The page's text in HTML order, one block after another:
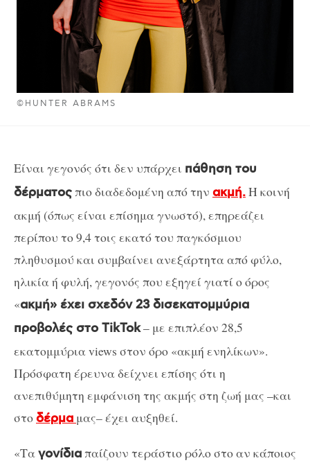
©HUNTER ABRAMS
Είναι γεγονός ότι δεν υπάρχει πάθηση του
δέρματοςπιο διαδεδομένη από την ακμή.Η κοινή
ακμή (όπως είναι επίσημα γνωστό), επηρεάζει
περίπου το 9,4 τοις εκατό του παγκόσμιου
πληθυσμού και συμβαίνει ανεξάρτητα από φύλο,
ηλικία ή φυλή, γεγονός που εξηγεί γιατί ο όρος
«ακμή» έχει σχεδόν 23 δισεκατομμύρια
προβολές στο TikTok– με επιπλέον 28,5
εκατομμύρια views στον όρο «ακμή ενηλίκων».
Πρόσφατη έρευνα δείχνει επίσης ότι η
ανεπιθύμητη εμφάνιση της ακμής στη ζωή μας –και
στοδέρμα μας– έχει αυξηθεί.
«Ταγονίδιαπαίζουν τεράστιο ρόλο στο αν κάποιος